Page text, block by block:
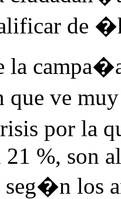
de
la
ve
por la
%, son
los